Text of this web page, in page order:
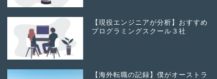
【現役エンジニアが分析】おすすめ
プログラミングスクール３社
【海外転職の記録】僕がオーストラ